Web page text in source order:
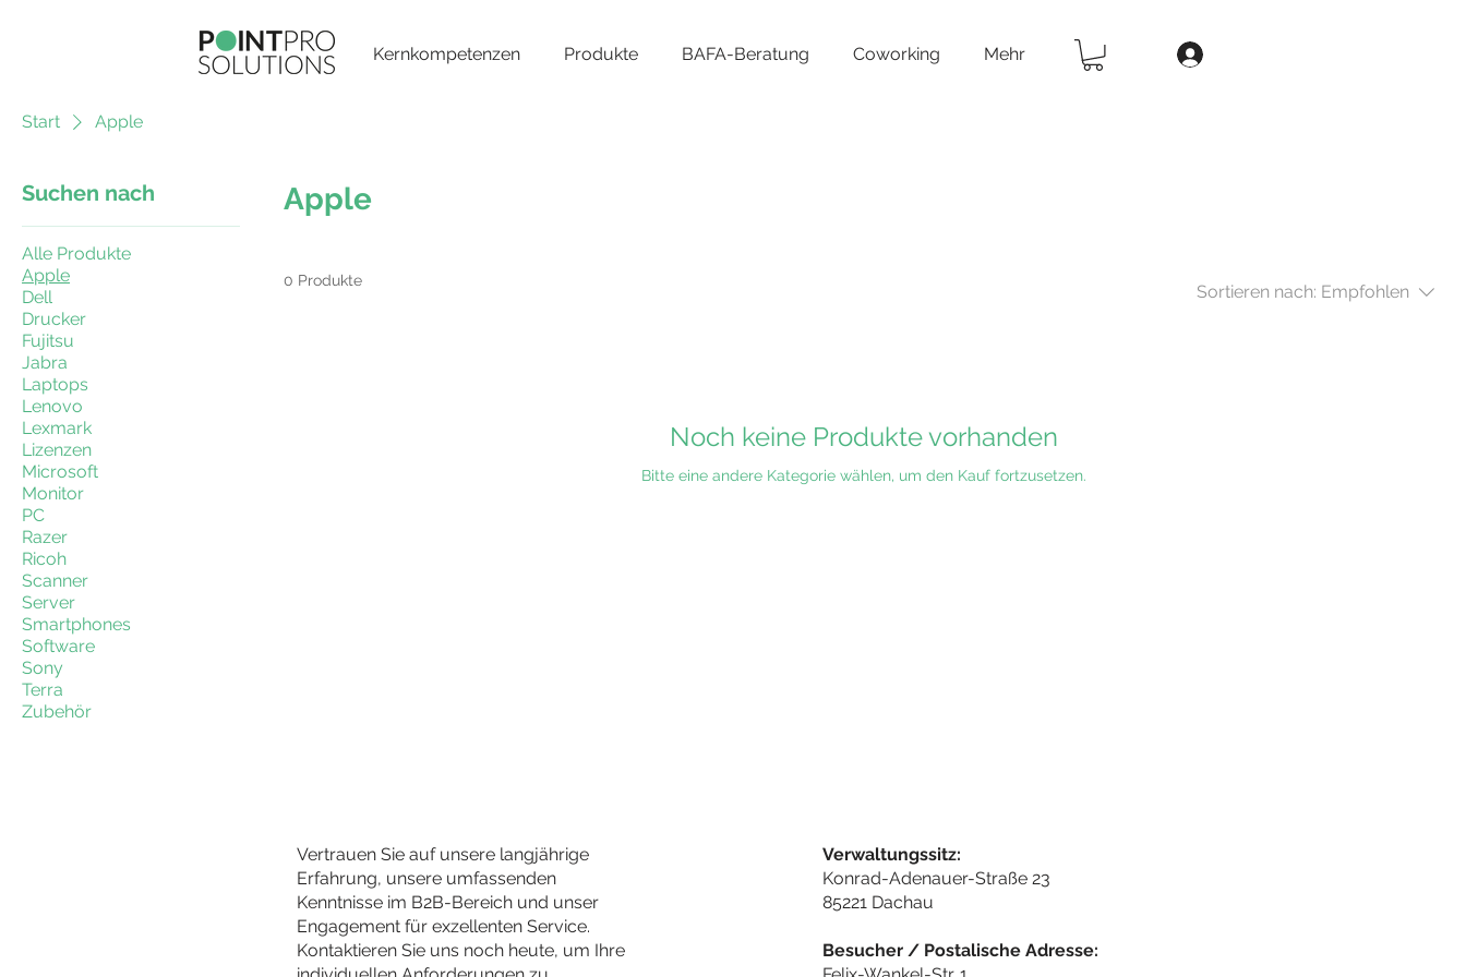
Kernkompetenzen Produkte BAFA-Beratung Coworking Mehr
Start Apple
Suchen nach
Alle Produkte
Apple
Dell
Drucker
Fujitsu
Jabra
Laptops
Lenovo
Lexmark
Lizenzen
Microsoft
Monitor
PC
Razer
Ricoh
Scanner
Server
Smartphones
Software
Sony
Terra
Zubehör
Apple
0 Produkte
Sortieren nach: Empfohlen
Noch keine Produkte vorhanden
Bitte eine andere Kategorie wählen, um den Kauf fortzusetzen.
Vertrauen Sie auf unsere langjährige
Erfahrung, unsere umfassenden
Kenntnisse im B2B-Bereich und unser
Engagement für exzellenten Service.
Kontaktieren Sie uns noch heute, um Ihre
Verwaltungssitz:
Konrad-Adenauer-Straße 23
85221 Dachau
Besucher / Postalische Adresse: